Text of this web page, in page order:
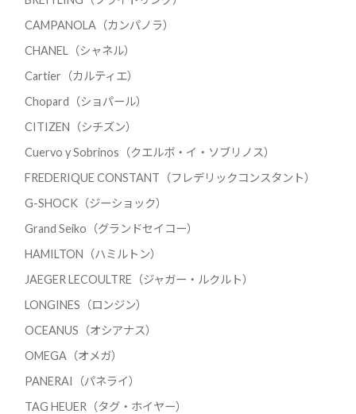
CAMPANOLA（カンパノラ）
CHANEL（シャネル）
Cartier（カルティエ）
Chopard（ショパール）
CITIZEN（シチズン）
Cuervo y Sobrinos（クエルボ・イ・ソブリノス）
FREDERIQUE CONSTANT（フレデリックコンスタント）
G-SHOCK（ジーショック）
Grand Seiko（グランドセイコー）
HAMILTON（ハミルトン）
JAEGER LECOULTRE（ジャガー・ルクルト）
LONGINES（ロンジン）
OCEANUS（オシアナス）
OMEGA（オメガ）
PANERAI（パネライ）
TAG HEUER（タグ・ホイヤー）